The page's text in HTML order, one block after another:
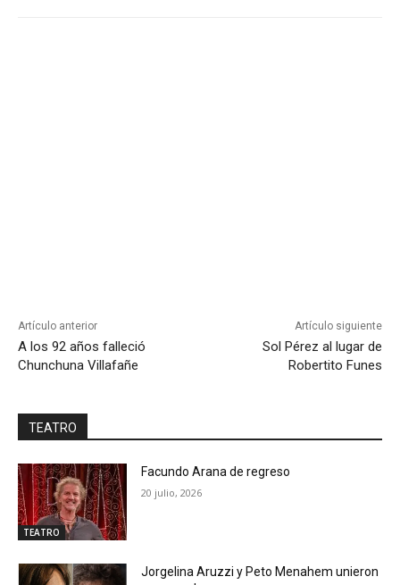
Artículo anterior
A los 92 años falleció
Chunchuna Villafañe
Artículo siguiente
Sol Pérez al lugar de
Robertito Funes
TEATRO
TEATRO
Facundo Arana de regreso
20 julio, 2026
Jorgelina Aruzzi y Peto Menahem unieron